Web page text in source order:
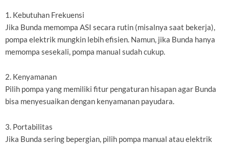
1. Kebutuhan Frekuensi
Jika Bunda memompa ASI secara rutin (misalnya saat bekerja),
pompa elektrik mungkin lebih efisien. Namun, jika Bunda hanya
memompa sesekali, pompa manual sudah cukup.
2. Kenyamanan
Pilih pompa yang memiliki fitur pengaturan hisapan agar Bunda
bisa menyesuaikan dengan kenyamanan payudara.
3. Portabilitas
Jika Bunda sering bepergian, pilih pompa manual atau elektrik